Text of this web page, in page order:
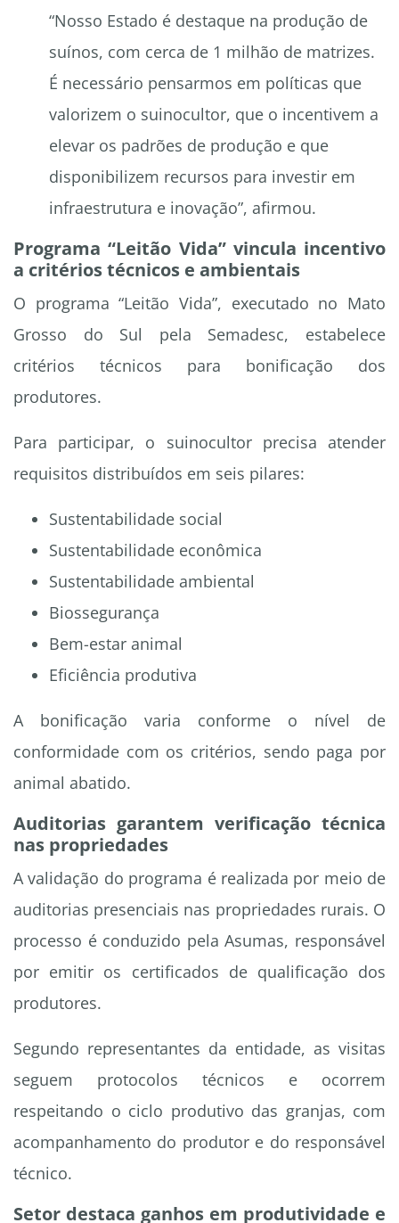
“Nosso Estado é destaque na produção de
suínos, com cerca de 1 milhão de matrizes.
É necessário pensarmos em políticas que
valorizem o suinocultor, que o incentivem a
elevar os padrões de produção e que
disponibilizem recursos para investir em
infraestrutura e inovação”, afirmou.
Programa “Leitão Vida”vincula incentivo
a critérios técnicos e ambientais
O programa“Leitão Vida”, executado no Mato
Grosso do Sul pela Semadesc, estabelece
critérios técnicos para bonificação dos
produtores.
Para participar, o suinocultor precisa atender
requisitos distribuídos em seis pilares:
Sustentabilidade social
Sustentabilidade econômica
Sustentabilidade ambiental
Biossegurança
Bem-estar animal
Eficiência produtiva
A bonificação varia conforme o nível de
conformidade com os critérios, sendo paga por
animal abatido.
Auditorias garantem verificação técnica
nas propriedades
A validação do programa é realizada por meio de
auditorias presenciais nas propriedades rurais. O
processo é conduzido pela Asumas, responsável
por emitir os certificados de qualificação dos
produtores.
Segundo representantes da entidade, as visitas
seguem protocolos técnicos e ocorrem
respeitando o ciclo produtivo das granjas, com
acompanhamento do produtor e do responsável
técnico.
Setor destaca ganhos em produtividade e